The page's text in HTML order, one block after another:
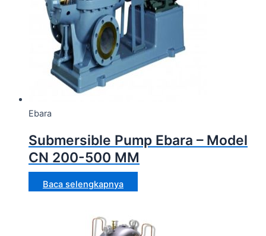
Ebara
Submersible Pump Ebara – Model
CN 200-500 MM
Baca selengkapnya